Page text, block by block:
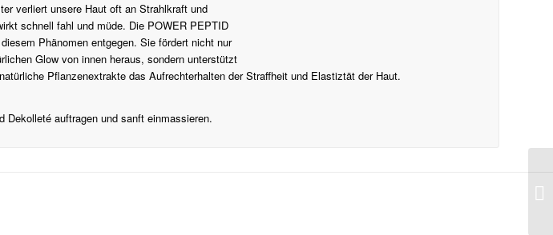
verliert unsere Haut oft an Strahlkraft und
schnell fahl und müde. Die POWER PEPTID
Phänomen entgegen. Sie fördert nicht nur
Glow von innen heraus, sondern unterstützt
Pflanzenextrakte das Aufrechterhalten der Straffheit und Elastiztät der Haut.
Dekolleté auftragen und sanft einmassieren.